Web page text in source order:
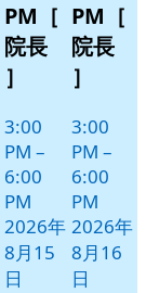
PM［
院長
］
3:00
PM –
6:00
PM
2026年
8月15
日
PM［
院長
］
3:00
PM –
6:00
PM
2026年
8月16
日